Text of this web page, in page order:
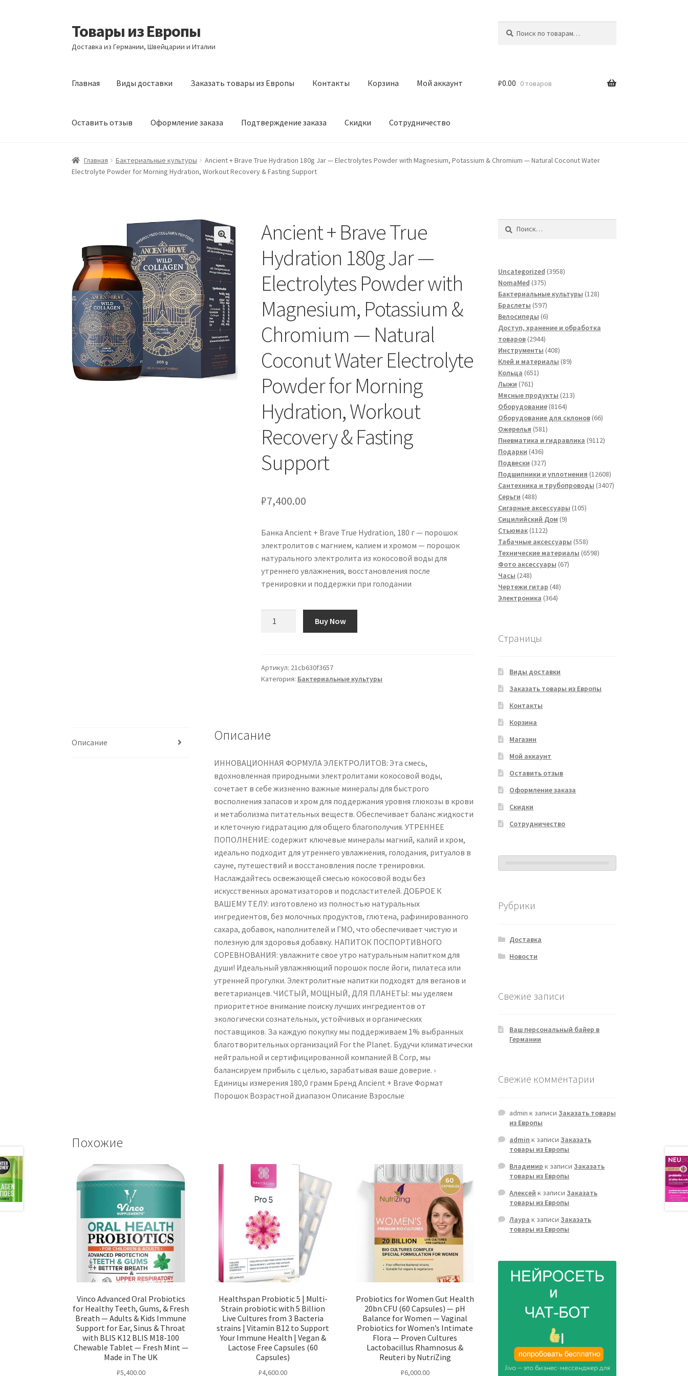
Перейти
к
навигации
Перейти
к
содержимому
Товары из Европы
Доставка из Германии, Швейцарии и Италии
Главная Виды доставки Заказать товары из Европы Контакты Корзина Мой аккаунт
Оставить отзыв Оформление заказа Подтверждение заказа Скидки Сотрудничество
Главная Виды доставки Заказать товары из Европы Контакты Корзина Мой аккаунт Оставить отзыв
₽0.00 0 товаров
Главная Бактериальные культуры
Ancient + Brave True Hydration 180g Jar — Electrolytes Powder with Magnesium, Potassium & Chromium — Natural Coconut Water
Electrolyte Powder for Morning Hydration, Workout Recovery & Fasting Support
Ancient + Brave True
Hydration 180g Jar —
Electrolytes Powder with
Magnesium, Potassium &
Chromium — Natural
Coconut Water Electrolyte
Powder for Morning
Hydration, Workout
Recovery & Fasting
Support
₽7,400.00
Банка Ancient + Brave True Hydration, 180 г — порошок
электролитов с магнием, калием и хромом — порошок
натурального электролита из кокосовой воды для
утреннего увлажнения, восстановления после
тренировки и поддержки при голодании
Brave
True
-
with
Magnesium,
Potassium
&
Chromium
-
Natural
Coconut
Water
Electrolyte
Powder
for
Morning
Hydration,
Workout
Recovery
&
Fasting
Support
Buy Now
Артикул: 21cb630f3657
Категория: Бактериальные культуры
Описание Описание
ИННОВАЦИОННАЯ ФОРМУЛА ЭЛЕКТРОЛИТОВ: Эта смесь,
вдохновленная природными электролитами кокосовой воды,
сочетает в себе жизненно важные минералы для быстрого
восполнения запасов и хром для поддержания уровня глюкозы в крови
и метаболизма питательных веществ. Обеспечивает баланс жидкости
и клеточную гидратацию для общего благополучия. УТРЕННЕЕ
ПОПОЛНЕНИЕ: содержит ключевые минералы магний, калий и хром,
идеально подходит для утреннего увлажнения, голодания, ритуалов в
сауне, путешествий и восстановления после тренировки.
Наслаждайтесь освежающей смесью кокосовой воды без
искусственных ароматизаторов и подсластителей. ДОБРОЕ К
ВАШЕМУ ТЕЛУ: изготовлено из полностью натуральных
ингредиентов, без молочных продуктов, глютена, рафинированного
сахара, добавок, наполнителей и ГМО, что обеспечивает чистую и
полезную для здоровья добавку. НАПИТОК ПОСПОРТИВНОГО
СОРЕВНОВАНИЯ: увлажните свое утро натуральным напитком для
души! Идеальный увлажняющий порошок после йоги, пилатеса или
утренней прогулки. Электролитные напитки подходят для веганов и
вегетарианцев. ЧИСТЫЙ, МОЩНЫЙ, ДЛЯ ПЛАНЕТЫ: мы уделяем
приоритетное внимание поиску лучших ингредиентов от
экологически сознательных, устойчивых и органических
поставщиков. За каждую покупку мы поддерживаем 1% выбранных
благотворительных организаций For the Planet. Будучи климатически
нейтральной и сертифицированной компанией B Corp, мы
балансируем прибыль с целью, зарабатывая ваше доверие. ›
Единицы измерения ‎180,0 грамм Бренд ‎Ancient + Brave Формат
‎Порошок Возрастной диапазон Описание ‎Взрослые
Похожие
Vinco Advanced Oral Probiotics
for Healthy Teeth, Gums, & Fresh
Breath — Adults & Kids Immune
Support for Ear, Sinus & Throat
with BLIS K12 BLIS M18-100
Chewable Tablet — Fresh Mint —
Made in The UK
₽5,400.00
Healthspan Probiotic 5 | Multi-
Strain probiotic with 5 Billion
Live Cultures from 3 Bacteria
strains | Vitamin B12 to Support
Your Immune Health | Vegan &
Lactose Free Capsules (60
Capsules)
₽4,600.00
Probiotics for Women Gut Health
20bn CFU (60 Capsules) — pH
Balance for Women — Vaginal
Probiotics for Women’s Intimate
Flora — Proven Cultures
Lactobacillus Rhamnosus &
Reuteri by NutriZing
₽6,000.00
Uncategorized 39583958
NomaMed 375375
товаров
Бактериальные культуры 128128
Браслеты 597597
товаров
Велосипеды 66
товаров
Доступ, хранение и обработка
товаров 29442944
товара
Инструменты 408408
товаров
Клей и материалы 8989
Кольца 651651
Лыжи 761761
товар
Мясные продукты 213213
Оборудование 81648164
товара
Оборудование для склонов 6666
Ожерелья 581581
товар
Пневматика и гидравлика 91129112
Подарки 436436
товаров
Подвески 327327
товаров
Подшипники и уплотнения 1260812608
товаров
Сантехника и трубопроводы 34073407
Серьги 488488
товаров
Сигарные аксессуары 105105
Сицилийский Дом 99
Стьюмак 11221122
товара
Табачные аксессуары 558558
товаров
Технические материалы 65986598
Фото аксессуары 6767
Часы 248248
товаров
Чертежи гитар 4848
Электроника 364364
Страницы
Виды доставки
Заказать товары из Европы
Контакты
Корзина
Магазин
Мой аккаунт
Оставить отзыв
Оформление заказа
Скидки
Сотрудничество
Рубрики
Доставка
Новости
Свежие записи
Ваш персональный байер в
Германии
Свежие комментарии
admin к записиЗаказать товары
из Европы
admin к записиЗаказать
товары из Европы
Владимир к записиЗаказать
товары из Европы
Алексей к записиЗаказать
товары из Европы
Лаура к записиЗаказать
товары из Европы